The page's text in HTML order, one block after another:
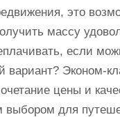
это
массу
если
вариант? Эконом-
цены и
выбором для